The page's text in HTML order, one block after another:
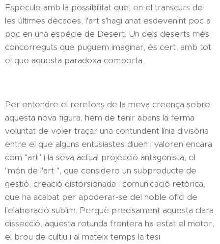
Especulo amb la possibilitat que, en el transcurs de
les últimes dècades, l'art s'hagi anat esdevenint poc a
poc en una espècie de Desert. Un dels deserts més
concorreguts que puguem imaginar, és cert, amb tot
el que aquesta paradoxa comporta.
Per entendre el rerefons de la meva creença sobre
aquesta nova figura, hem de tenir abans la ferma
voluntat de voler traçar una contundent línia divisòria
entre el que alguns entusiastes diuen i valoren encara
com "art" i la seva actual projecció antagonista, el
"món de l'art ", que considero un subproducte de
gestió, creació distorsionada i comunicació retòrica,
que ha acabat per apoderar-se del noble ofici de
l'elaboració sublim. Perquè precisament aquesta clara
dissecció, aquesta rotunda frontera ha estat el motor,
el brou de cultiu i al mateix temps la tesi